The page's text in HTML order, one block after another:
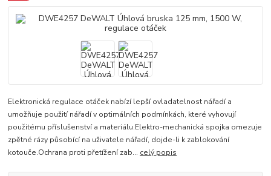
Elektronická regulace otáček nabízí lepší ovladatelnost nářadí a
umožňuje použití nářadí v optimálních podmínkách, které vyhovují
použitému příslušenství a materiálu.Elektro-mechanická spojka omezuje
zpětné rázy působící na uživatele nářadí, dojde-li k zablokování
kotouče.Ochrana proti přetížení zab... celý popis